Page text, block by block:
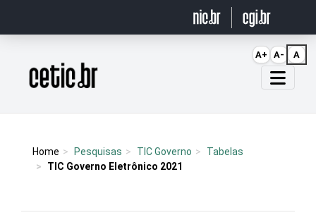
Página inicial
Home Pesquisas TIC Governo
Tabelas
TIC Governo Eletrônico 2021
A+ A- A